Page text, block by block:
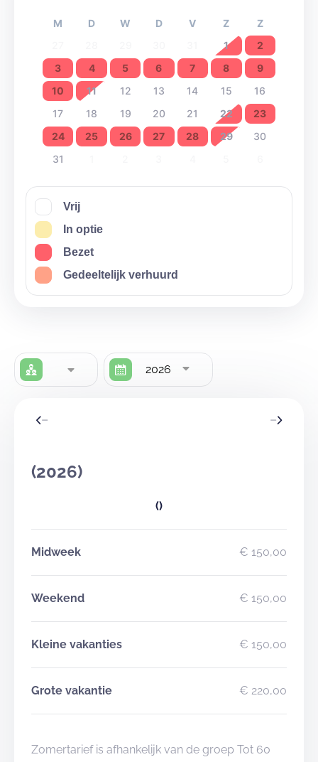
M D W D V Z
Z
1
2
3
4 5 6 7 8
9
10
11 12 13 14 15
16
17
18 19 20 21 22
23
24
25 26 27 28 29
30
31
Vrij
In optie
Bezet
Gedeeltelijk verhuurd
2026
(2026)
()
Midweek € 150,00
Weekend € 150,00
Kleine vakanties € 150,00
Grote vakantie € 220,00
Zomertarief is afhankelijk van de groep Tot 60